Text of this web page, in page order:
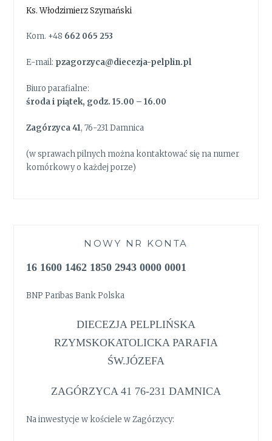
Ks. Włodzimierz Szymański
Kom. +48 662 065 253
E-mail: pzagorzyca@diecezja-pelplin.pl
Biuro parafialne:
środa i piątek, godz. 15.00 – 16.00
Zagórzyca 41, 76-231 Damnica
(w sprawach pilnych można kontaktować się na numer
komórkowy o każdej porze)
NOWY NR KONTA
16 1600 1462 1850 2943 0000 0001
BNP Paribas Bank Polska
DIECEZJA PELPLIŃSKA
RZYMSKOKATOLICKA PARAFIA
ŚW.JÓZEFA
ZAGÓRZYCA 41 76-231 DAMNICA
Na inwestycje w kościele w Zagórzycy: